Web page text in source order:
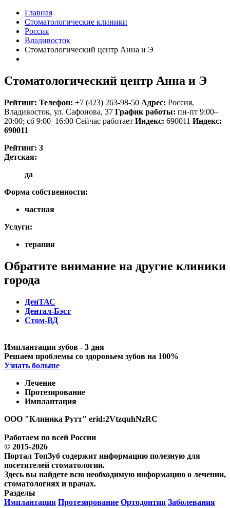
Главная
Стоматологические клиники
Россия
Владивосток
Стоматологический центр Анна и Э
Стоматологический центр Анна и Э
Рейтинг: Телефон: +7 (423) 263-98-50 Адрес: Россия,
Владивосток, ул. Сафонова, 37 График работы: пн-пт 9:00–
20:00; сб 9:00–16:00 Сейчас работает Индекс: 690011 Индекс:
690011
Рейтинг: 3
Детская:
да
Форма собственности:
частная
Услуги:
терапия
Обратите внимание на другие клиники
города
ДенТАС
Дентал-Бэст
Стом-ВД
Имплантация зубов - 3 дня
Решаем проблемы со здоровьем зубов на 100%
Узнать больше
Лечение
Протезирование
Имплантация
ООО "Клиника Рутт" erid:2VtzquhNzRC
Работаем по всей России
© 2015-2026
Портал ТопЗуб содержит информацию полезную для
посетителей стоматологии.
Здесь вы найдете всю необходимую информацию о лечении,
стоматологиях и врачах.
Разделы
Имплантация Протезирование Ортодонтия Заболевания